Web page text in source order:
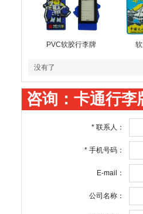
PVC软胶行李牌
没有了
咨询：卡通行李
* 联系人：
* 手机号码：
E-mail：
公司名称：